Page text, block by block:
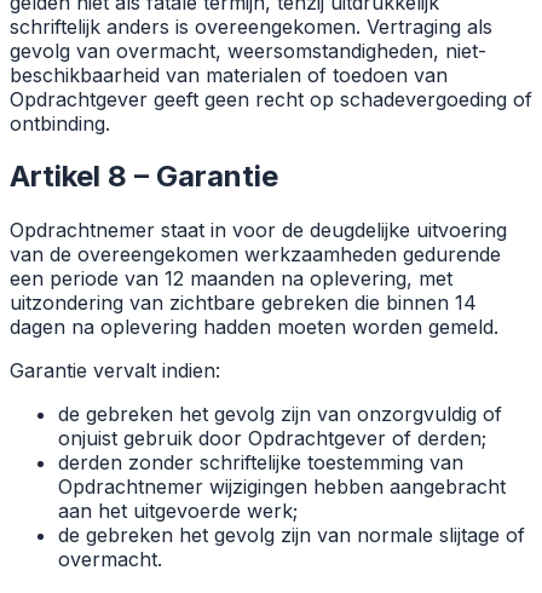
schriftelijk anders is overeengekomen. Vertraging als
gevolg van overmacht, weersomstandigheden, niet-
beschikbaarheid van materialen of toedoen van
Opdrachtgever geeft geen recht op schadevergoeding of
ontbinding.
Artikel 8 – Garantie
Opdrachtnemer staat in voor de deugdelijke uitvoering
van de overeengekomen werkzaamheden gedurende
een periode van 12 maanden na oplevering, met
uitzondering van zichtbare gebreken die binnen 14
dagen na oplevering hadden moeten worden gemeld.
Garantie vervalt indien:
de gebreken het gevolg zijn van onzorgvuldig of
onjuist gebruik door Opdrachtgever of derden;
derden zonder schriftelijke toestemming van
Opdrachtnemer wijzigingen hebben aangebracht
aan het uitgevoerde werk;
de gebreken het gevolg zijn van normale slijtage of
overmacht.